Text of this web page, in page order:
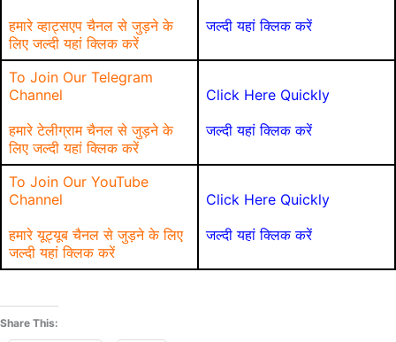
हमारे व्हाट्सएप चैनल से जुड़ने के
लिए जल्दी यहां क्लिक करें
जल्दी यहां क्लिक करें
To Join Our Telegram
Channel
हमारे टेलीग्राम चैनल से जुड़ने के
लिए जल्दी यहां क्लिक करें
Click Here Quickly
जल्दी यहां क्लिक करें
To Join Our YouTube
Channel
हमारे यूट्यूब चैनल से जुड़ने के लिए
जल्दी यहां क्लिक करें
Click Here Quickly
जल्दी यहां क्लिक करें
Share This: